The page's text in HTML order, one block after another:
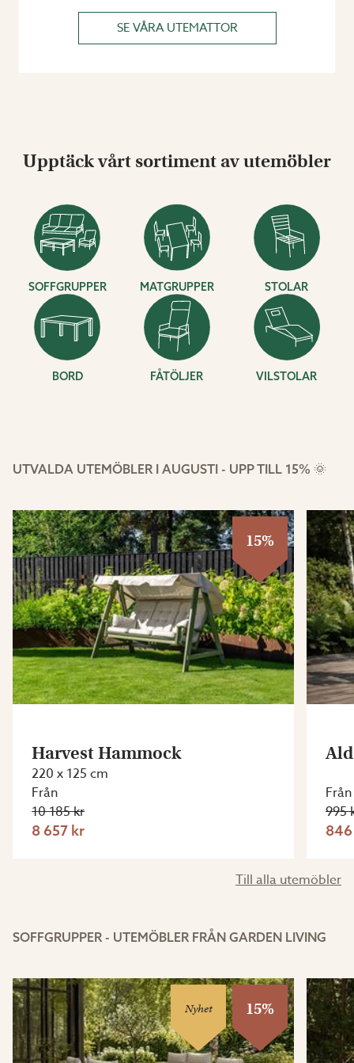
SE VÅRA UTEMATTOR
Upptäck vårt sortiment av utemöbler
SOFFGRUPPER MATGRUPPER STOLAR
BORD FÅTÖLJER VILSTOLAR
UTVALDA UTEMÖBLER I AUGUSTI - UPP TILL 15% 🌞
15%
Harvest Hammock
220 x 125 cm
Från
10 185 kr
8 657 kr
Från
995
Till alla utemöbler
SOFFGRUPPER - UTEMÖBLER FRÅN GARDEN LIVING
Nyhet 15%